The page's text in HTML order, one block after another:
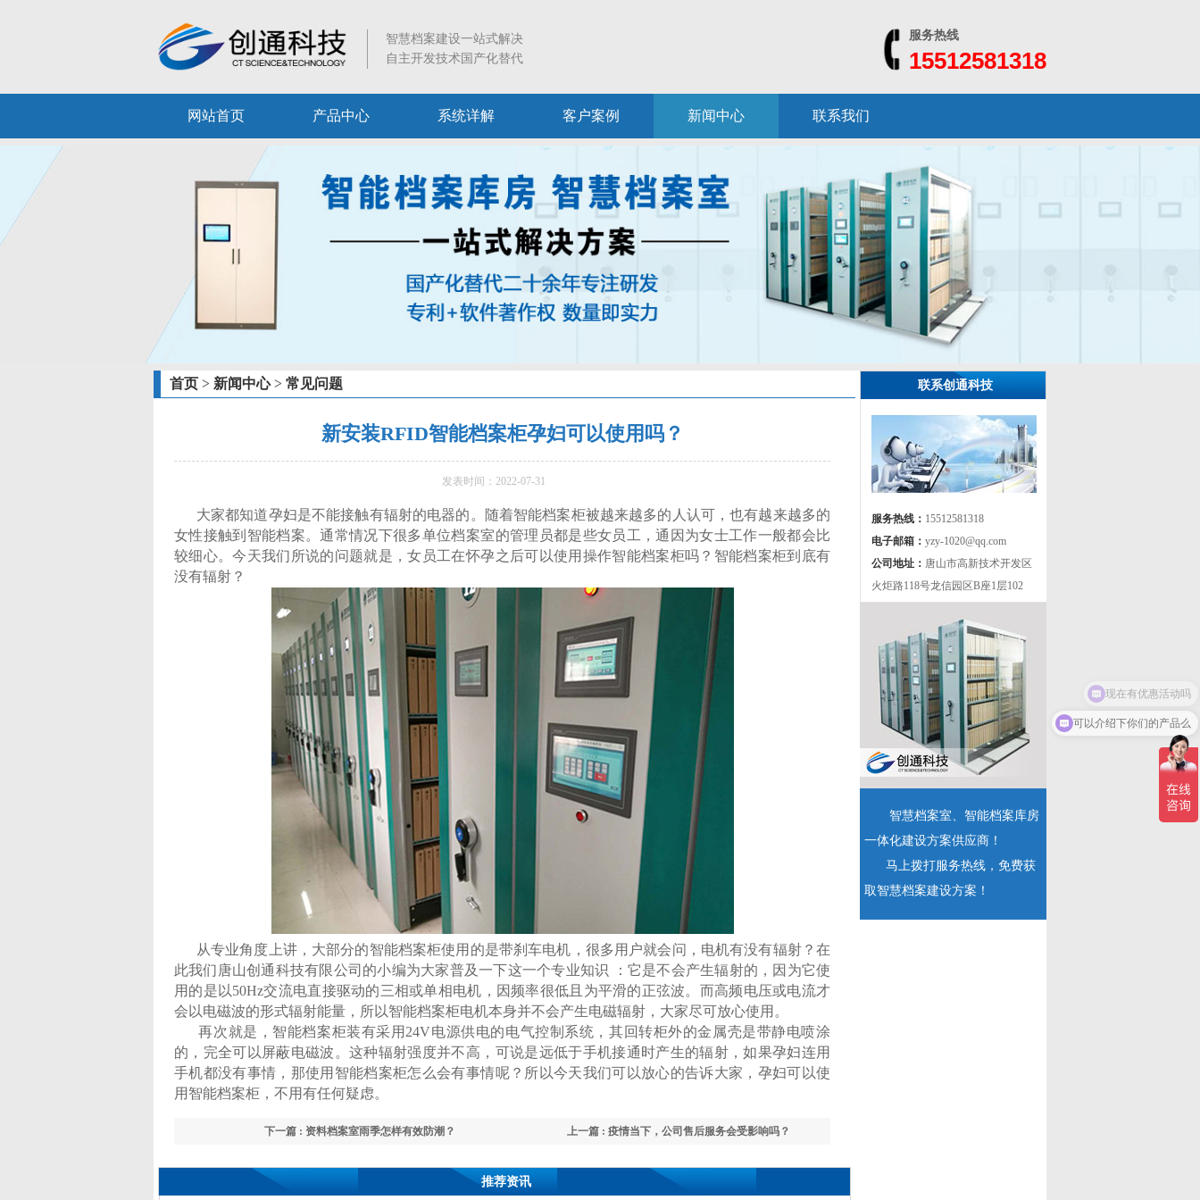
智慧档案建设一站式解决
自主开发技术国产化替代
服务热线
15512581318
网站首页 产品中心 系统详解 客户案例 新闻中心 联系我们
首页 > 新闻中心> 常见问题
新安装RFID智能档案柜孕妇可以使用吗？
发表时间：2022-07-31
大家都知道孕妇是不能接触有辐射的电器的。随着智能档案柜被越来越多的人认可，也有越来越多的
女性接触到智能档案。通常情况下很多单位档案室的管理员都是些女员工，通因为女士工作一般都会比
较细心。今天我们所说的问题就是，女员工在怀孕之后可以使用操作智能档案柜吗？智能档案柜到底有
没有辐射？
从专业角度上讲，大部分的智能档案柜使用的是带刹车电机，很多用户就会问，电机有没有辐射？在
此我们唐山创通科技有限公司的小编为大家普及一下这一个专业知识 ：它是不会产生辐射的，因为它使
用的是以50Hz交流电直接驱动的三相或单相电机，因频率很低且为平滑的正弦波。而高频电压或电流才
会以电磁波的形式辐射能量，所以智能档案柜电机本身并不会产生电磁辐射，大家尽可放心使用。
再次就是，智能档案柜装有采用24V电源供电的电气控制系统，其回转柜外的金属壳是带静电喷涂
的，完全可以屏蔽电磁波。这种辐射强度并不高，可说是远低于手机接通时产生的辐射，如果孕妇连用
手机都没有事情，那使用智能档案柜怎么会有事情呢？所以今天我们可以放心的告诉大家，孕妇可以使
用智能档案柜，不用有任何疑虑。
上一篇 : 疫情当下，公司售后服务会受影响吗？
下一篇 : 资料档案室雨季怎样有效防潮？
推荐资讯
联系创通科技
服务热线： 15512581318
电子邮箱： yzy-1020@qq.com
公司地址： 唐山市高新技术开发区
火炬路118号龙信园区B座1层102
智慧档案室、智能档案库房
一体化建设方案供应商！
马上拨打服务热线，免费获
取智慧档案建设方案！
可以介绍下你们的产品么